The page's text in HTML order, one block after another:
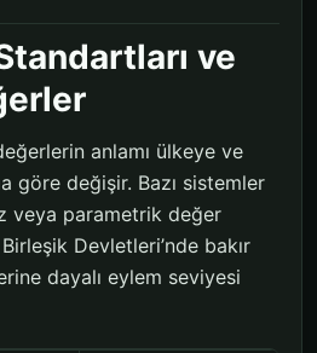
ve
anlamı ülkeye ve
göre değişir. Bazı sistemler
veya parametrik değer
Devletleri’nde bakır
dayalı eylem seviyesi